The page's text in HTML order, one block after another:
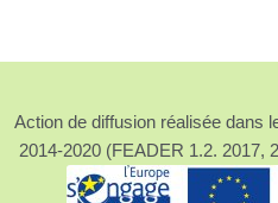
Action de diffusion réalisée dans
2014-2020 (FEADER 1.2. 2017,